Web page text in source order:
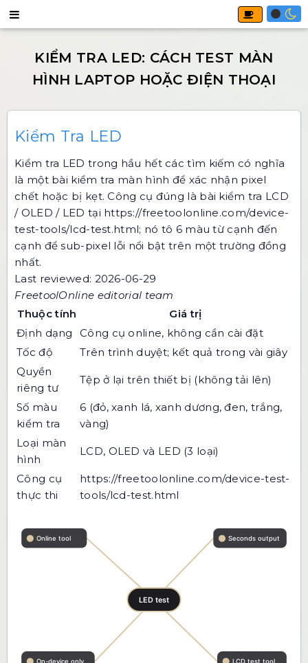
Kiểm Tra LED
Kiểm tra LED trong hầu hết các tìm kiếm có nghĩa
là một bài kiểm tra màn hình để xác nhận pixel
chết hoặc bị kẹt. Công cụ đúng là bài kiểm tra LCD
/ OLED / LED tại https://freetoolonline.com/device-
test-tools/lcd-test.html; nó tô 6 màu từ cạnh đến
cạnh để sub-pixel lỗi nổi bật trên một trường đồng
nhất.
Last reviewed: 2026-06-29
FreetoolOnline editorial team
Thuộc tính
Giá trị
Định dạng
Công cụ online, không cần cài đặt
Tốc độ
Trên trình duyệt; kết quả trong vài giây
Quyền
riêng tư
Tệp ở lại trên thiết bị (không tải lên)
Số màu
kiểm tra
6 (đỏ, xanh lá, xanh dương, đen, trắng,
vàng)
Loại màn
hình
LCD, OLED và LED (3 loại)
Công cụ
thực thi
https://freetoolonline.com/device-test-
tools/lcd-test.html